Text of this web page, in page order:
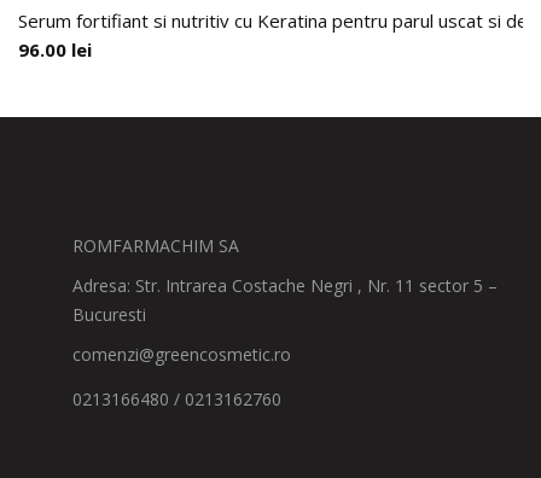
Serum fortifiant si nutritiv cu Keratina pentru parul uscat si
96.00 lei
ROMFARMACHIM SA
Adresa: Str. Intrarea Costache Negri , Nr. 11 sector 5 –
Bucuresti
comenzi@greencosmetic.ro
0213166480 / 0213162760